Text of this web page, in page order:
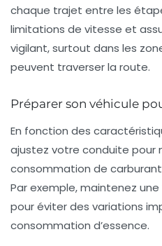
chaque trajet entre les
limitations de vitesse et
vigilant, surtout dans les
peuvent traverser la route.
Préparer son véhicule
En fonction des
ajustez votre conduite pour
consommation de
Par exemple, maintenez
pour éviter des variations
consommation d’essence.